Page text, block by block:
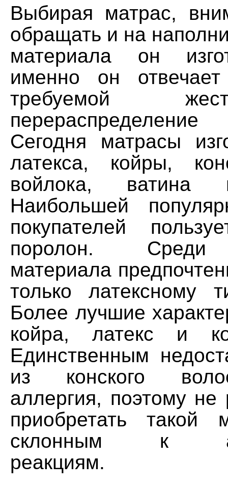
Выбирая матрас,
обращать и на
материала он
именно он
требуемой
Сегодня матрасы
латекса, койры,
войлока, ватина
Наибольшей
покупателей
поролон. Среди
материала
только латексному
Более лучшие
койра, латекс и
Единственным
из конского
аллергия, поэтому не
приобретать такой
склонным к
реакциям.